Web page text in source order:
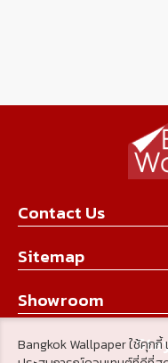
Bangkok Wallpaper ใช้คุก
Contact Us
About Us
Contact Us
Achievement
Sitemap
Collection
Product
Tips & Tricks
Showroom